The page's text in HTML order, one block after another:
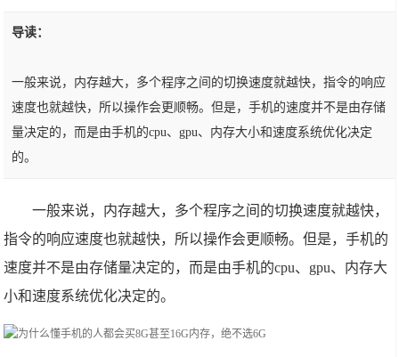
导读：
一般来说，内存越大，多个程序之间的切换速度就越快，指令的响应
速度也就越快，所以操作会更顺畅。但是，手机的速度并不是由存储
量决定的，而是由手机的cpu、gpu、内存大小和速度系统优化决定
的。
一般来说，内存越大，多个程序之间的切换速度就越快，
指令的响应速度也就越快，所以操作会更顺畅。但是，手机的
速度并不是由存储量决定的，而是由手机的cpu、gpu、内存大
小和速度系统优化决定的。